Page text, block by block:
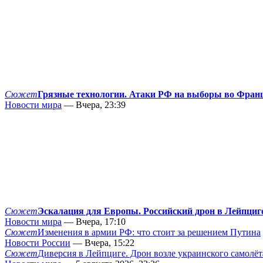
СюжетГрязные технологии. Атаки РФ на выборы во
Новости мира — Вчера, 23:39
СюжетЭскалация для Европы. Российский дрон в
Новости мира — Вчера, 17:10
СюжетИзменения в армии РФ: что стоит за решением Путина
Новости России — Вчера, 15:22
СюжетДиверсия в Лейпциге. Дрон возле украинского